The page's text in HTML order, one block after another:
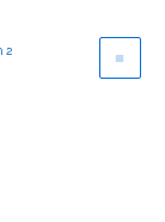
2